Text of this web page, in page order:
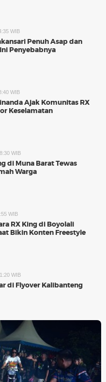
WIB
Penuh Asap dan
Penyebabnya
WIB
Ajak Komunitas RX
Keselamatan
WIB
di Muna Barat Tewas
Warga
WIB
RX King di Boyolali
Bikin Konten Freestyle
WIB
di Flyover Kalibanteng